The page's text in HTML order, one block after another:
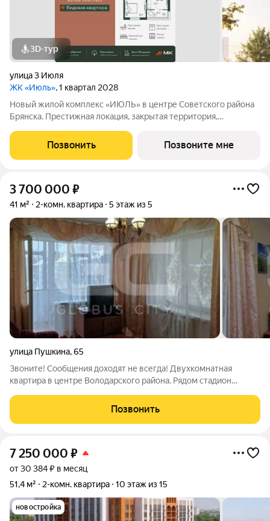
3D-тур
улица 3 Июля
ЖК «Июль», 1 квартал 2028
Новый жилой комплекс «ИЮЛЬ» в центре Советского района
Брянска. Престижная локация, закрытая территория,
комфортной жизни. Срок вручения ключей I квартал 2028
года. Прямые продажи от застройщика МК
Позвонить Позвоните мне
3 700 000 ₽
41 м² 2-комн. квартира 5 этаж из 5
улица Пушкина,65
Звоните! Сообщения доходят не всегда! Двухкомнатная
квартира в центре Володарского района. Рядом стадион
расположение дома, в шаговой доступности всё необходимое
для комфортного проживания: школа
Позвонить
7 250 000 ₽
от 30 384 ₽ в месяц
51,4 м²
2-комн. квартира 10 этаж из 15
новостройка